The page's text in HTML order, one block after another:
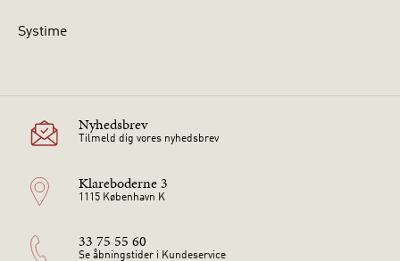
Systime
Nyhedsbrev
Tilmeld dig vores nyhedsbrev
Klareboderne 3
1115 København K
33 75 55 60
Se åbningstider i Kundeservice